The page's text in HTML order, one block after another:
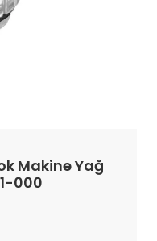
Makine Yağ
000